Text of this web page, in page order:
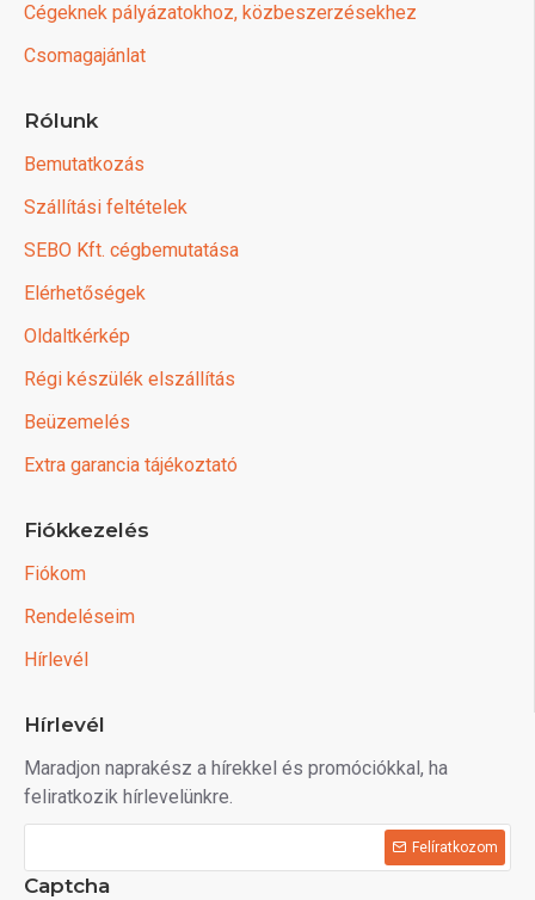
Cégeknek pályázatokhoz, közbeszerzésekhez
Csomagajánlat
Rólunk
Bemutatkozás
Szállítási feltételek
SEBO Kft. cégbemutatása
Elérhetőségek
Oldaltkérkép
Régi készülék elszállítás
Beüzemelés
Extra garancia tájékoztató
Fiókkezelés
Fiókom
Rendeléseim
Hírlevél
Hírlevél
Maradjon naprakész a hírekkel és promóciókkal, ha
feliratkozik hírlevelünkre.
Felíratkozom
Captcha